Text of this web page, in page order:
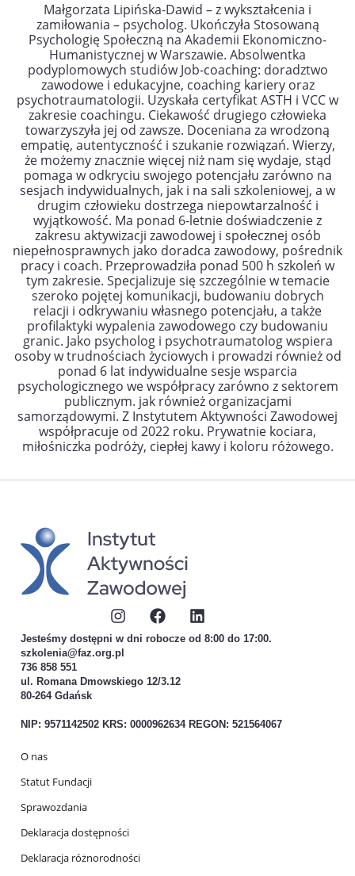
Małgorzata Lipińska-Dawid – z wykształcenia i
zamiłowania – psycholog. Ukończyła Stosowaną
Psychologię Społeczną na Akademii Ekonomiczno-
Humanistycznej w Warszawie. Absolwentka
podyplomowych studiów Job-coaching: doradztwo
zawodowe i edukacyjne, coaching kariery oraz
psychotraumatologii. Uzyskała certyfikat ASTH i VCC w
zakresie coachingu. Ciekawość drugiego człowieka
towarzyszyła jej od zawsze. Doceniana za wrodzoną
empatię, autentyczność i szukanie rozwiązań. Wierzy,
że możemy znacznie więcej niż nam się wydaje, stąd
pomaga w odkryciu swojego potencjału zarówno na
sesjach indywidualnych, jak i na sali szkoleniowej, a w
drugim człowieku dostrzega niepowtarzalność i
wyjątkowość. Ma ponad 6-letnie doświadczenie z
zakresu aktywizacji zawodowej i społecznej osób
niepełnosprawnych jako doradca zawodowy, pośrednik
pracy i coach. Przeprowadziła ponad 500 h szkoleń w
tym zakresie. Specjalizuje się szczególniew temacie
szeroko pojętej komunikacji, budowaniu dobrych
relacji i odkrywaniu własnego potencjału, a także
profilaktyki wypalenia zawodowego czy budowaniu
granic. Jako psycholog i psychotraumatolog wspiera
osoby w trudnościach życiowych i prowadzi również od
ponad 6 lat indywidualne sesje wsparcia
psychologicznego we współpracy zarówno z sektorem
publicznym. jak również organizacjami
samorządowymi. Z Instytutem Aktywności Zawodowej
współpracuje od 2022 roku. Prywatnie kociara,
miłośniczka podróży, ciepłej kawy i koloru różowego.
Jesteśmy dostępni w dni robocze od 8:00 do 17:00.
szkolenia@faz.org.pl
736 858 551
ul. Romana Dmowskiego 12/3.12
80-264 Gdańsk
NIP: 9571142502 KRS: 0000962634 REGON: 521564067
O nas
Statut Fundacji
Sprawozdania
Deklaracja dostępności
Deklaracja różnorodności